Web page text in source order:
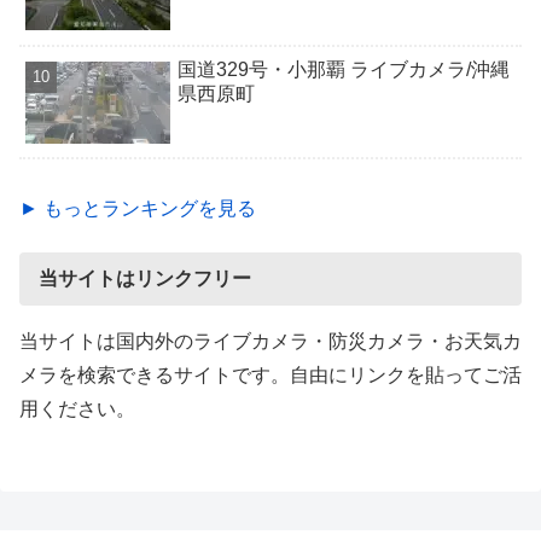
国道329号・小那覇 ライブカメラ/沖縄
県西原町
► もっとランキングを見る
当サイトはリンクフリー
当サイトは国内外のライブカメラ・防災カメラ・お天気カ
メラを検索できるサイトです。自由にリンクを貼ってご活
用ください。